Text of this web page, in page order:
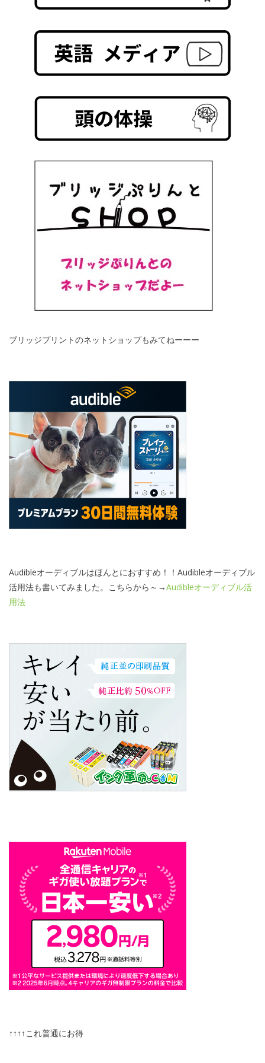
ブリッジプリントのネットショップもみてねーーー
Audibleオーディブルはほんとにおすすめ！！Audibleオーディブル
活用法も書いてみました。こちらから～→Audibleオーディブル活
用法
↑↑↑↑これ普通にお得